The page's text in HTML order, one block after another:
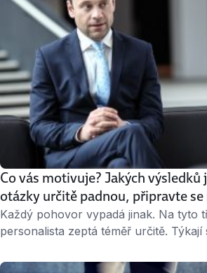
Co vás motivuje? Jakých výsledků
otázky určitě padnou, připravte se
Každý pohovor vypadá jinak. Na tyto
personalista zeptá téměř určitě. Týkají
Jakou odpověď je nejlepší vytáhnout